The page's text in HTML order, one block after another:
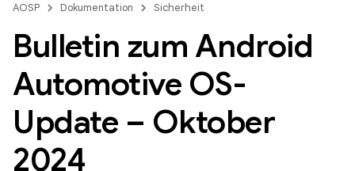
AOSP Dokumentation Sicherheit
Bulletin zum Android
Automotive OS-
Update – Oktober
2024